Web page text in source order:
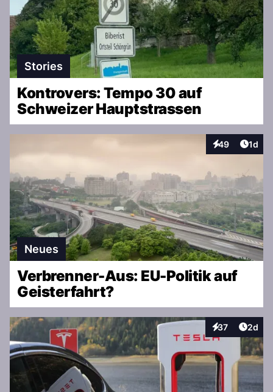
Stories
Kontrovers: Tempo 30 auf
Schweizer Hauptstrassen
49
Interaktionen
1d
Neues
Verbrenner-Aus: EU-Politik auf
Geisterfahrt?
37
Interaktionen
2d